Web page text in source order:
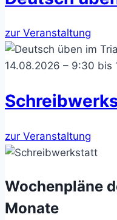
zur Veranstaltung
14.08.2026 – 9:30 bis
zur Veranstaltung
Wochenpläne
Monate